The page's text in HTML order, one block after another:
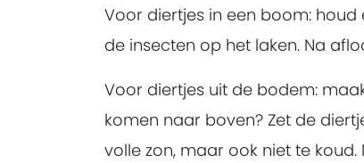
Voor diertjes in een boom:
de insecten op het laken. Na
Voor diertjes uit de bodem:
komen naar boven? Zet de
volle zon, maar ook niet te